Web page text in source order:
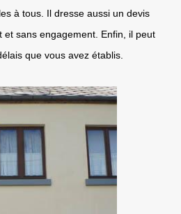
à tous. Il dresse aussi un devis
et sans engagement. Enfin, il peut
que vous avez établis.